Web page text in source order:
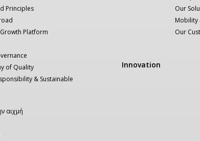
Principles
Platform
of Quality
& Sustainable
αιχμή
Our
Mobility
Our
Innovation